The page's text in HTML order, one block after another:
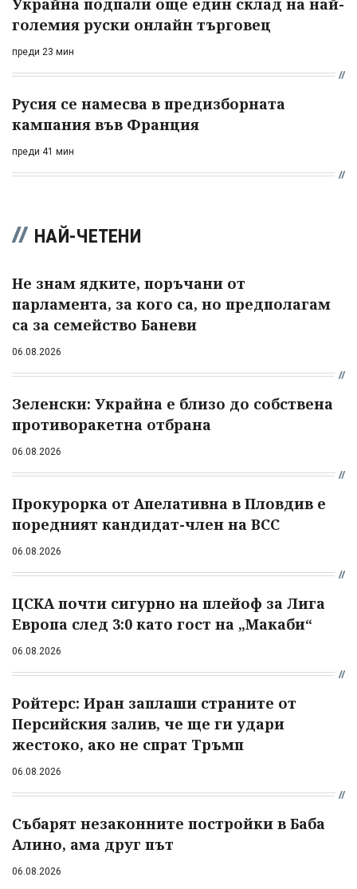
Украйна подпали още един склад на най-
големия руски онлайн търговец
преди 23 мин
Русия се намесва в предизборната
кампания във Франция
преди 41 мин
НАЙ-ЧЕТЕНИ
Не знам ядките, поръчани от
парламента, за кого са, но предполагам
са за семейство Баневи
06.08.2026
Зеленски: Украйна е близо до собствена
противоракетна отбрана
06.08.2026
Прокурорка от Апелативна в Пловдив е
поредният кандидат-член на ВСС
06.08.2026
ЦСКА почти сигурно на плейоф за Лига
Европа след 3:0 като гост на „Макаби“
06.08.2026
Ройтерс: Иран заплаши страните от
Персийския залив, че ще ги удари
жестоко, ако не спрат Тръмп
06.08.2026
Събарят незаконните постройки в Баба
Алино, ама друг път
06.08.2026